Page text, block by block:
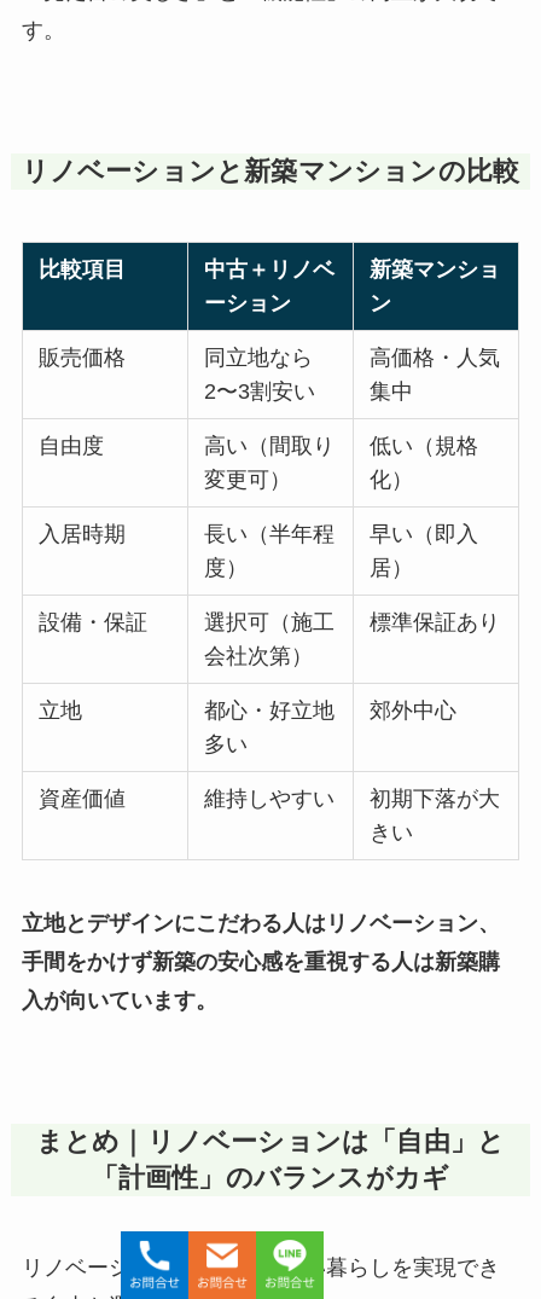
す。
リノベーションと新築マンションの比較
比較項目
中古＋リノベ
ーション
新築マンショ
ン
販売価格
同立地なら
2〜3割安い
高価格・人気
集中
自由度
高い（間取り
変更可）
低い（規格
化）
入居時期
長い（半年程
度）
早い（即入
居）
設備・保証
選択可（施工
会社次第）
標準保証あり
立地
都心・好立地
多い
郊外中心
資産価値 維持しやすい
初期下落が大
きい
立地とデザインにこだわる人はリノベーション、
手間をかけず新築の安心感を重視する人は新築購
入が向いています。
まとめ｜リノベーションは「自由」と
「計画性」のバランスがカギ
リノベーションは、自分らしい暮らしを実現でき